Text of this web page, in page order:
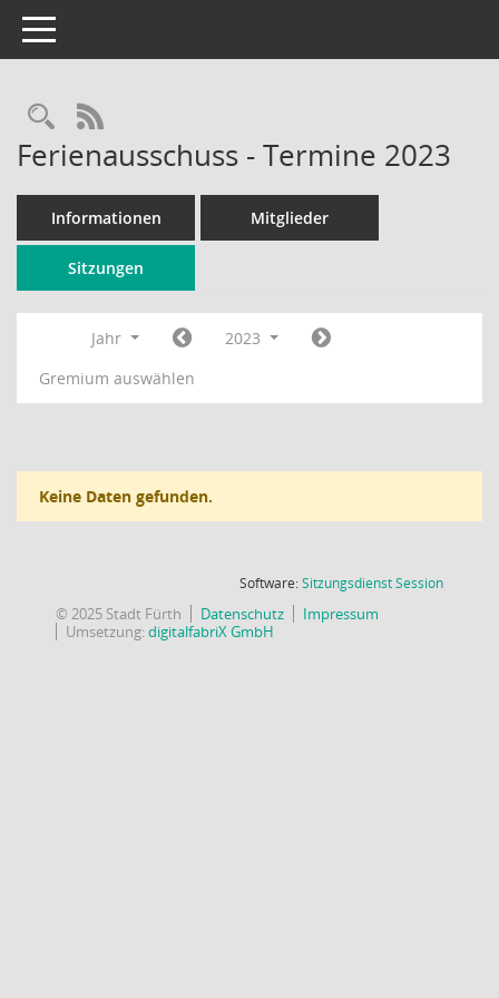
Toggle navigation
Rechercheauswahl
RSS-Feed
Ferienausschuss - Termine 2023
Informationen Mitglieder
Sitzungen
Jahr
2023
Gremium auswählen
Keine Daten gefunden.
Software:SitzungsdienstSession(Wird in
© 2025 Stadt Fürth Datenschutz
Impressum
Umsetzung:digitalfabriX GmbH